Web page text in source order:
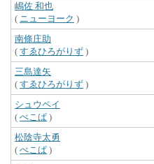
嶋佐 和也
( ニューヨーク )
南條庄助
( すゑひろがりず )
三島達矢
( すゑひろがりず )
シュウペイ
( ぺこぱ )
松陰寺太勇
( ぺこぱ )